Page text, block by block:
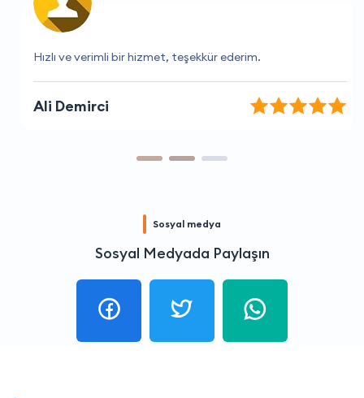
Hızlı ve verimli bir hizmet, teşekkür ederim.
Ali Demirci
Sosyal medya
Sosyal Medyada Paylaşın